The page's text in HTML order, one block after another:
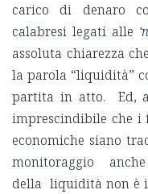
carico di denaro
calabresi legati alle
assoluta chiarezza
la parola “liquidità”
partita in atto. Ed,
imprescindibile che
economiche siano
monitoraggio
della liquidità non è